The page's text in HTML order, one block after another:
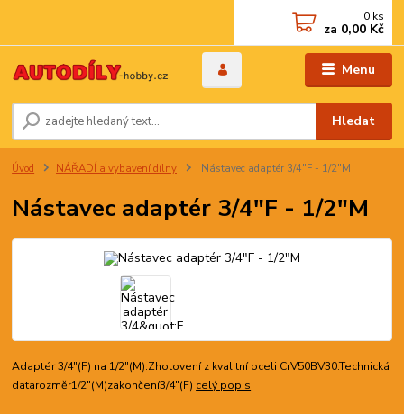
Menu
Hledat
0 ks
za 0,00 Kč
Úvod NÁŘADÍ a vybavení dílny Nástavec adaptér 3/4"F - 1/2"M
Nástavec adaptér 3/4"F - 1/2"M
Adaptér 3/4"(F) na 1/2"(M).Zhotovení z kvalitní oceli CrV50BV30.Technická
datarozměr1/2"(M)zakončení3/4"(F) celý popis